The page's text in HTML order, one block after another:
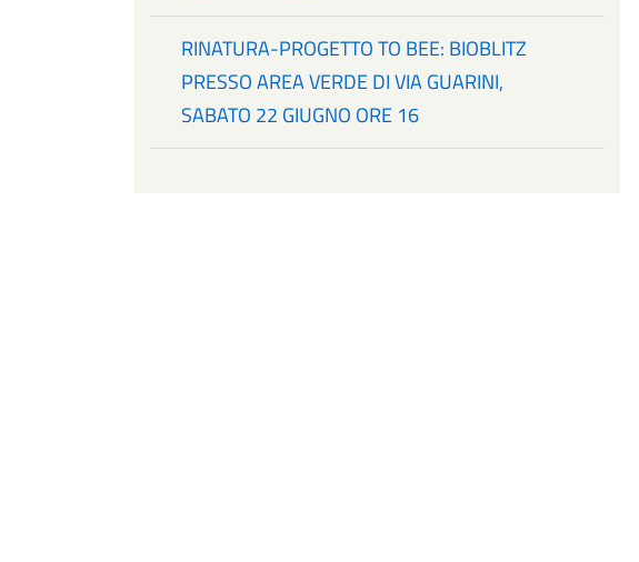
RINATURA-PROGETTO TO BEE: BIOBLITZ
PRESSO AREA VERDE DI VIA GUARINI,
SABATO 22 GIUGNO ORE 16